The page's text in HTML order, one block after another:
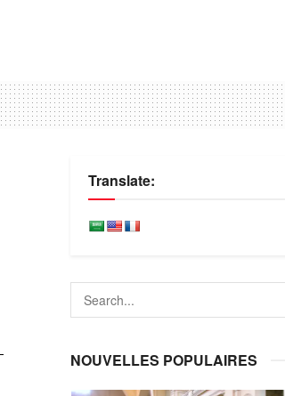
Translate:
NOUVELLES POPULAIRES